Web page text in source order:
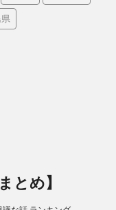
とめ】